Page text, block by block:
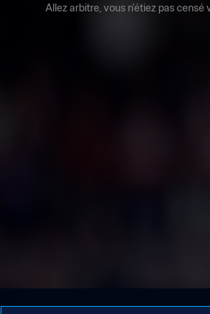
Allez arbitre, vous n'étiez pas censé